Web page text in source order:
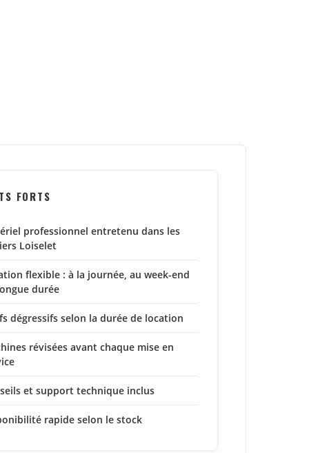
FORTS
professionnel entretenu dans les
Loiselet
flexible : à la journée, au week-end
durée
dégressifs selon la durée de location
révisées avant chaque mise en
et support technique inclus
rapide selon le stock